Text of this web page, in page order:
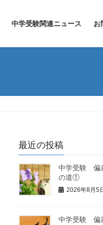
中学受験関連ニュース お
最近の投稿
中学受験 偏
の道①
2026年8月5
中学受験 偏